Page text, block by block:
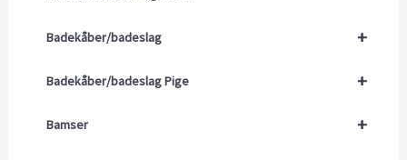
+
Badekåber/badeslag
+
Badekåber/badeslag Pige
+
Bamser